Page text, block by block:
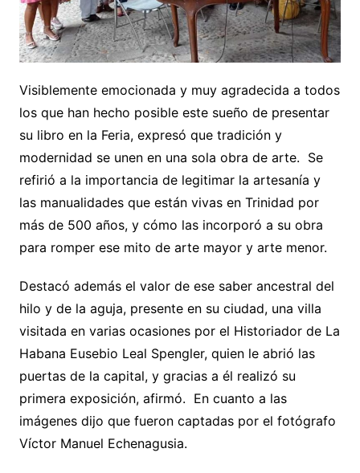
Visiblemente emocionada y muy agradecida a todos
los que han hecho posible este sueño de presentar
su libro en la Feria, expresó que tradición y
modernidad se unen en una sola obra de arte. Se
refirió a la importancia de legitimar la artesanía y
las manualidades que están vivas en Trinidad por
más de 500 años, y cómo las incorporó a su obra
para romper ese mito de arte mayor y arte menor.
Destacó además el valor de ese saber ancestral del
hilo y de la aguja, presente en su ciudad, una villa
visitada en varias ocasiones por el Historiador de La
Habana Eusebio Leal Spengler, quien le abrió las
puertas de la capital, y gracias a él realizó su
primera exposición, afirmó. En cuanto a las
imágenes dijo que fueron captadas por el fotógrafo
Víctor Manuel Echenagusia.